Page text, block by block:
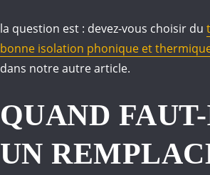
la question est : devez-vous choisir du
bonne isolation phonique et
dans notre autre article.
QUAND
UN